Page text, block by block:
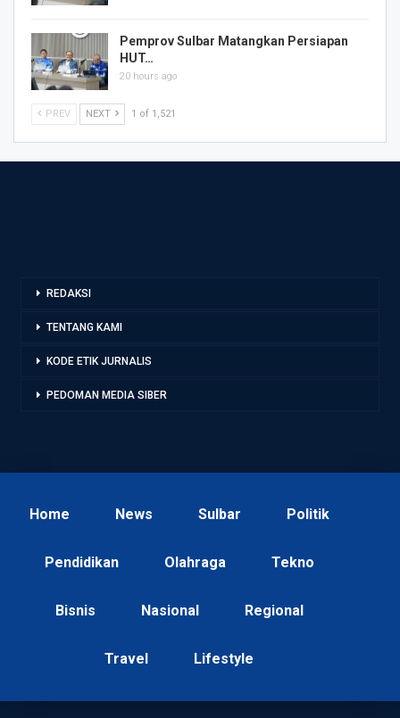
Pemprov Sulbar Matangkan Persiapan
HUT…
20 hours ago
PREV NEXT 1 of 1,521
REDAKSI
TENTANG KAMI
KODE ETIK JURNALIS
PEDOMAN MEDIA SIBER
Home News Sulbar Politik
Pendidikan Olahraga Tekno
Bisnis Nasional Regional
Travel Lifestyle